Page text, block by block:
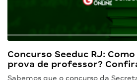
Concurso Seeduc RJ:
prova de professor?
Sabemos que o concurso da